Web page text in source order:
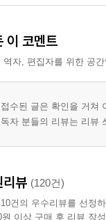
이 코멘트
역자, 편집자를 위한 공
접수된 글은 확인을 거쳐
독자 분들의 리뷰는 리뷰
리뷰 (120건)
건의 우수리뷰를 선정
원 이상 구매 후 리뷰 작